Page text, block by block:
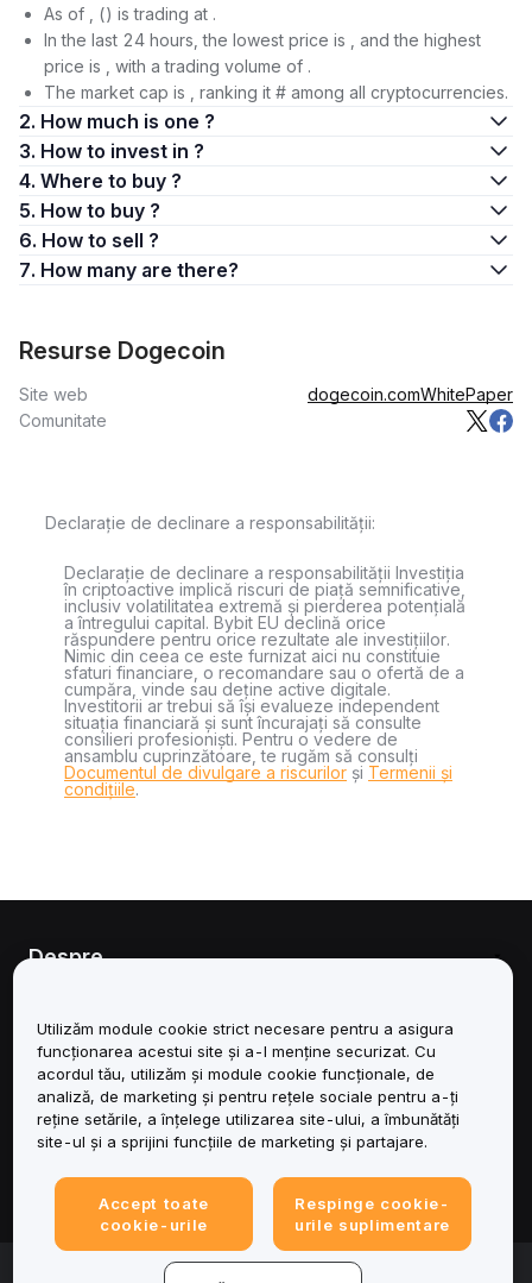
As of , () is trading at .
In the last 24 hours, the lowest price is , and the highest
price is , with a trading volume of .
The market cap is , ranking it # among all cryptocurrencies.
2. How much is one ?
3. How to invest in ?
4. Where to buy ?
5. How to buy ?
6. How to sell ?
7. How many are there?
Resurse Dogecoin
Site web dogecoin.comWhitePaper
Comunitate
Declarație de declinare a responsabilității:
Declarație de declinare a responsabilității Investiția
în criptoactive implică riscuri de piață semnificative,
inclusiv volatilitatea extremă și pierderea potențială
a întregului capital. Bybit EU declină orice
răspundere pentru orice rezultate ale investițiilor.
Nimic din ceea ce este furnizat aici nu constituie
sfaturi financiare, o recomandare sau o ofertă de a
cumpăra, vinde sau deține active digitale.
Investitorii ar trebui să își evalueze independent
situația financiară și sunt încurajați să consulte
consilieri profesioniști. Pentru o vedere de
ansamblu cuprinzătoare, te rugăm să consulți
Documentul de divulgare a riscurilor și Termenii și
condițiile.
Despre
Asistență
Produse
Juridic
© 2025-2026 Bybit.eu. Toate drepturile rezervate.
Utilizăm module cookie strict necesare pentru a asigura
funcționarea acestui site și a-l menține securizat. Cu
acordul tău, utilizăm și module cookie funcționale, de
analiză, de marketing și pentru rețele sociale pentru a-ți
reține setările, a înțelege utilizarea site-ului, a îmbunătăți
site-ul și a sprijini funcțiile de marketing și partajare.
Accept toate
cookie-urile
Respinge cookie-
urile suplimentare